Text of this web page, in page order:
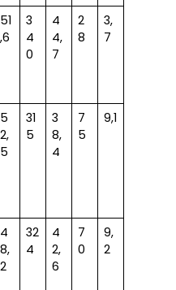
51
,6
3
4
0
4
4,
7
2
8
3,
7
5
2,
5
31
5
3
8,
4
7
5
9,1
4
8,
2
32
4
4
2,
6
7
0
9,
2